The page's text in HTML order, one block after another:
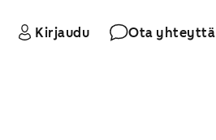
Kirjaudu Ota yhteyttä